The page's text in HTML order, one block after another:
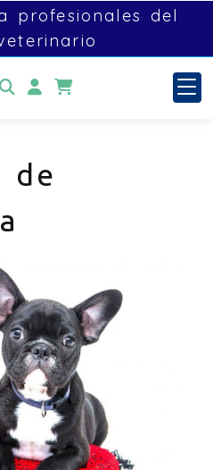
Identifícate
profesionales del
de